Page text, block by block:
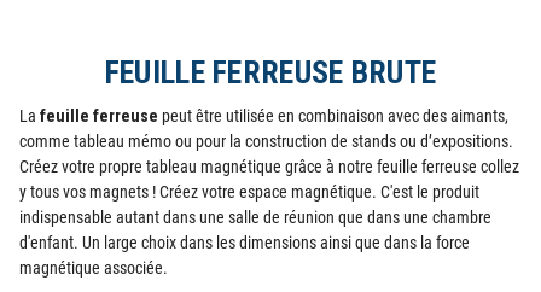
FEUILLE FERREUSE BRUTE
La feuille ferreuse peut être utilisée en combinaison avec des aimants,
comme tableau mémo ou pour la construction de stands ou d’expositions.
Créez votre propre tableau magnétique grâce à notre feuille ferreuse collez
y tous vos magnets ! Créez votre espace magnétique. C'est le produit
indispensable autant dans une salle de réunion que dans une chambre
d'enfant. Un large choix dans les dimensions ainsi que dans la force
magnétique associée.